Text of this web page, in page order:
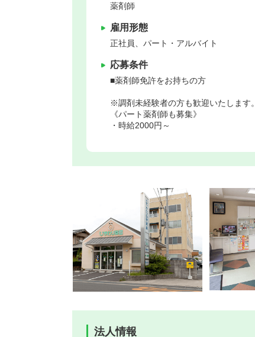
薬剤師
雇用形態
正社員、パート・アルバイト
応募条件
■薬剤師免許をお持ちの方
※調剤未経験者の方も歓迎いたします。
《パート薬剤師も募集》
・時給2000円～
法人情報